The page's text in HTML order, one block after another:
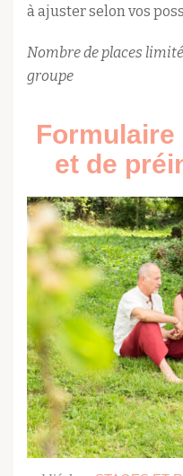
à ajuster selon vos
Nombre de places
groupe
et de